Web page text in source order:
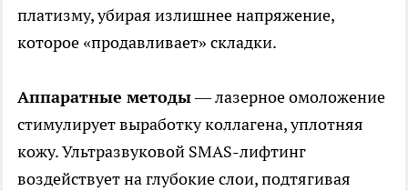
платизму, убирая излишнее напряжение,
которое «продавливает» складки.
Аппаратные методы— лазерное омоложение
стимулирует выработку коллагена, уплотняя
кожу. Ультразвуковой SMAS-лифтинг
воздействует на глубокие слои, подтягивая